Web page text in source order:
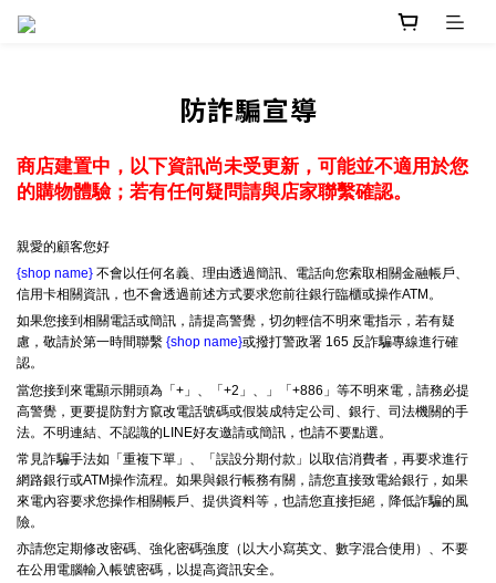
防詐騙宣導
商店建置中，以下資訊尚未受更新，可能並不適用於您
的購物體驗；若有任何疑問請與店家聯繫確認。
親愛的顧客您好
{shop name} 不會以任何名義、理由透過簡訊、電話向您索取相關金融帳戶、
信用卡相關資訊，也不會透過前述方式要求您前往銀行臨櫃或操作ATM。
如果您接到相關電話或簡訊，請提高警覺，切勿輕信不明來電指示，若有疑
慮，敬請於第一時間聯繫 {shop name}或撥打警政署 165 反詐騙專線進行確
認。
當您接到來電顯示開頭為「+」、「+2」、」「+886」等不明來電，請務必提
高警覺，更要提防對方竄改電話號碼或假裝成特定公司、銀行、司法機關的手
法。不明連結、不認識的LINE好友邀請或簡訊，也請不要點選。
常見詐騙手法如「重複下單」、「誤設分期付款」以取信消費者，再要求進行
網路銀行或ATM操作流程。如果與銀行帳務有關，請您直接致電給銀行，如果
來電內容要求您操作相關帳戶、提供資料等，也請您直接拒絕，降低詐騙的風
險。
亦請您定期修改密碼、強化密碼強度（以大小寫英文、數字混合使用）、不要
在公用電腦輸入帳號密碼，以提高資訊安全。